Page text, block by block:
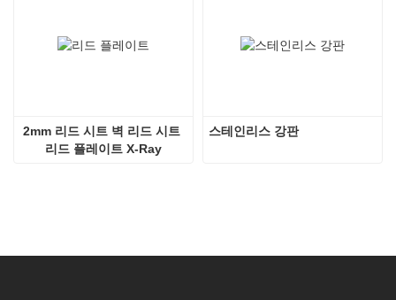
2mm 리드 시트 벽 리드 시트
리드 플레이트 X-Ray
스테인리스 강판